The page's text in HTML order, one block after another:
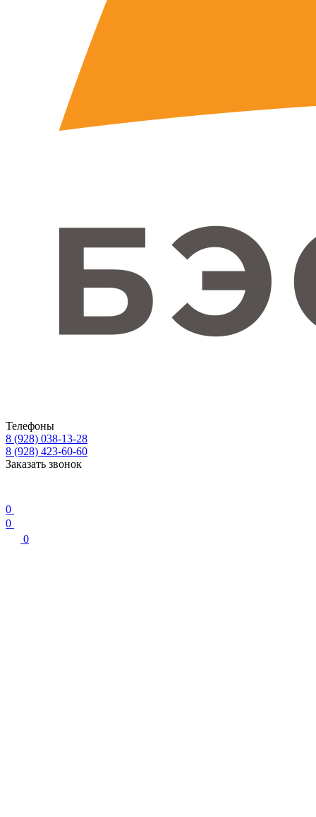
Телефоны
8 (928) 038-13-28
8 (928) 423-60-60
Заказать звонок
0
0
0